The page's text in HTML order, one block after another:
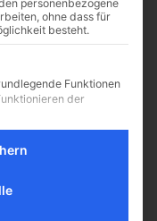
personenbezogene
ohne dass für
besteht.
für die eine
Funktionen
der
die uns